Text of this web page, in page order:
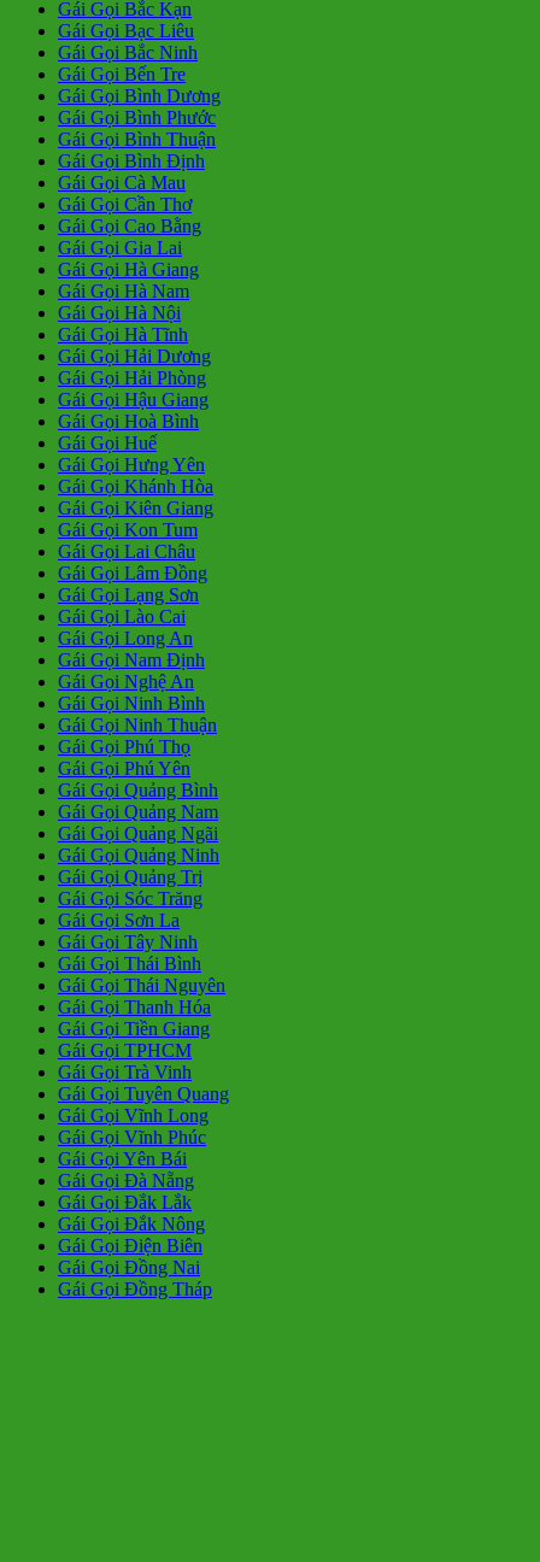
Gái Gọi Bắc Kạn
Gái Gọi Bạc Liêu
Gái Gọi Bắc Ninh
Gái Gọi Bến Tre
Gái Gọi Bình Dương
Gái Gọi Bình Phước
Gái Gọi Bình Thuận
Gái Gọi Bình Định
Gái Gọi Cà Mau
Gái Gọi Cần Thơ
Gái Gọi Cao Bằng
Gái Gọi Gia Lai
Gái Gọi Hà Giang
Gái Gọi Hà Nam
Gái Gọi Hà Nội
Gái Gọi Hà Tĩnh
Gái Gọi Hải Dương
Gái Gọi Hải Phòng
Gái Gọi Hậu Giang
Gái Gọi Hoà Bình
Gái Gọi Huế
Gái Gọi Hưng Yên
Gái Gọi Khánh Hòa
Gái Gọi Kiên Giang
Gái Gọi Kon Tum
Gái Gọi Lai Châu
Gái Gọi Lâm Đồng
Gái Gọi Lạng Sơn
Gái Gọi Lào Cai
Gái Gọi Long An
Gái Gọi Nam Định
Gái Gọi Nghệ An
Gái Gọi Ninh Bình
Gái Gọi Ninh Thuận
Gái Gọi Phú Thọ
Gái Gọi Phú Yên
Gái Gọi Quảng Bình
Gái Gọi Quảng Nam
Gái Gọi Quảng Ngãi
Gái Gọi Quảng Ninh
Gái Gọi Quảng Trị
Gái Gọi Sóc Trăng
Gái Gọi Sơn La
Gái Gọi Tây Ninh
Gái Gọi Thái Bình
Gái Gọi Thái Nguyên
Gái Gọi Thanh Hóa
Gái Gọi Tiền Giang
Gái Gọi TPHCM
Gái Gọi Trà Vinh
Gái Gọi Tuyên Quang
Gái Gọi Vĩnh Long
Gái Gọi Vĩnh Phúc
Gái Gọi Yên Bái
Gái Gọi Đà Nẵng
Gái Gọi Đắk Lắk
Gái Gọi Đắk Nông
Gái Gọi Điện Biên
Gái Gọi Đồng Nai
Gái Gọi Đồng Tháp